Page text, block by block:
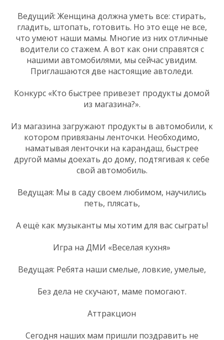
Ведущий: Женщина должна уметь все: стирать,
гладить, штопать, готовить. Но это еще не все,
что умеют наши мамы. Многие из них отличные
водители со стажем. А вот как они справятся с
нашими автомобилями, мы сейчас увидим.
Приглашаются две настоящие автоледи.
Конкурс «Кто быстрее привезет продукты домой
из магазина?».
Из магазина загружают продукты в автомобили, к
котором привязаны ленточки. Необходимо,
наматывая ленточки на карандаш, быстрее
другой мамы доехать до дому, подтягивая к себе
свой автомобиль.
Ведущая: Мы в саду своем любимом, научились
петь, плясать,
А ещё как музыканты мы хотим для вас сыграть!
Игра на ДМИ «Веселая кухня»
Ведущая: Ребята наши смелые, ловкие, умелые,
Без дела не скучают, маме помогают.
Аттракцион
Сегодня наших мам пришли поздравить не